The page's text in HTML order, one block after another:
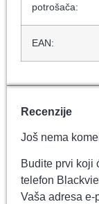
potrošača:
EAN:
Recenzije
Još nema
Budite prvi koji
telefon
Vaša adresa